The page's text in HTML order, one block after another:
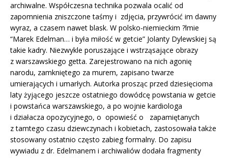
archiwalne. Współczesna technika pozwala ocalić od
zapomnienia zniszczone taśmy i zdjęcia, przywrócić im dawny
wyraz, a czasem nawet blask. W polsko-niemieckim ?lmie
“Marek Edelman… i była miłość w getcie” Jolanty Dylewskiej są
takie kadry. Niezwykle poruszające i wstrząsające obrazy
z warszawskiego getta. Zarejestrowano na nich agonię
narodu, zamkniętego za murem, zapisano twarze
umierających i umarłych. Autorka prosząc przed dziesięcioma
laty żyjącego jeszcze ostatniego dowódcę powstania w getcie
i powstańca warszawskiego, a po wojnie kardiologa
i działacza opozycyjnego, o opowieść o zapamiętanych
z tamtego czasu dziewczynach i kobietach, zastosowała także
stosowany ostatnio często zabieg formalny. Do zapisu
wywiadu z dr. Edelmanem i archiwaliów dodała fragmenty